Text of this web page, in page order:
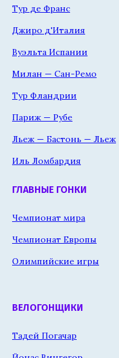
Тур де Франс
Джиро д'Италия
Вуэльта Испании
Милан — Сан-Ремо
Тур Фландрии
Париж — Рубе
Льеж — Бастонь — Льеж
Иль Ломбардия
ГЛАВНЫЕ ГОНКИ
Чемпионат мира
Чемпионат Европы
Олимпийские игры
ВЕЛОГОНЩИКИ
Тадей Погачар